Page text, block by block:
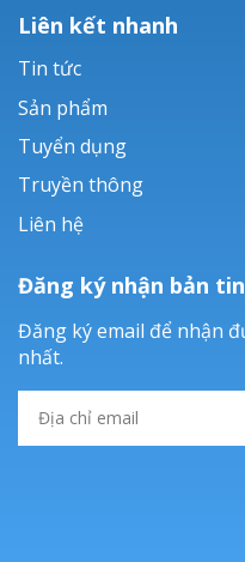
Liên kết nhanh
Tin tức
Sản phẩm
Tuyển dụng
Truyền thông
Liên hệ
Đăng ký nhận bản tin
Đăng ký email để nhận
nhất.